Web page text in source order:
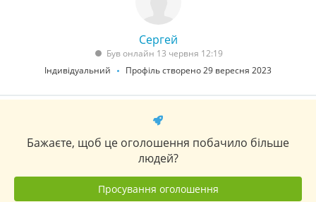
Сергей
Був онлайн 13 червня 12:19
Індивідуальний
Профіль створено 29 вересня 2023
Бажаєте, щоб це оголошення побачило більше
людей?
Просування оголошення